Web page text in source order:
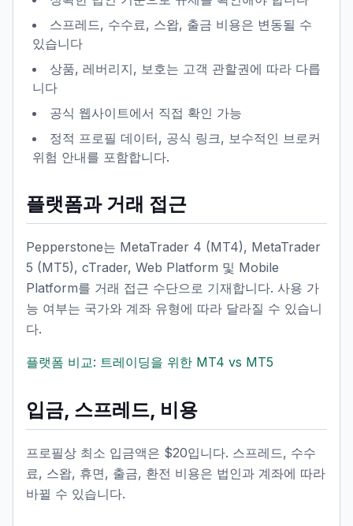
스프레드, 수수료, 스왑, 출금 비용은 변동될 수
있습니다
상품, 레버리지, 보호는 고객 관할권에 따라 다릅
니다
공식 웹사이트에서 직접 확인 가능
정적 프로필 데이터, 공식 링크, 보수적인 브로커
위험 안내를 포함합니다.
플랫폼과 거래 접근
Pepperstone는 MetaTrader 4 (MT4), MetaTrader
5 (MT5), cTrader, Web Platform 및 Mobile
Platform를 거래 접근 수단으로 기재합니다. 사용 가
능 여부는 국가와 계좌 유형에 따라 달라질 수 있습니
다.
플랫폼 비교: 트레이딩을 위한 MT4 vs MT5
입금, 스프레드, 비용
프로필상 최소 입금액은 $20입니다. 스프레드, 수수
료, 스왑, 휴면, 출금, 환전 비용은 법인과 계좌에 따라
바뀔 수 있습니다.